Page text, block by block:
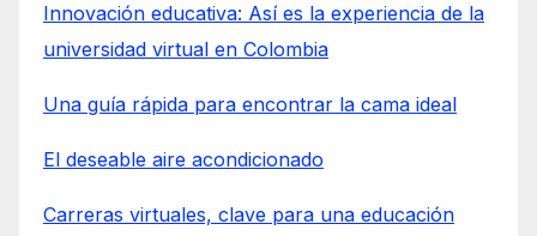
Innovación educativa: Así es la experiencia de la
universidad virtual en Colombia
Una guía rápida para encontrar la cama ideal
El deseable aire acondicionado
Carreras virtuales, clave para una educación